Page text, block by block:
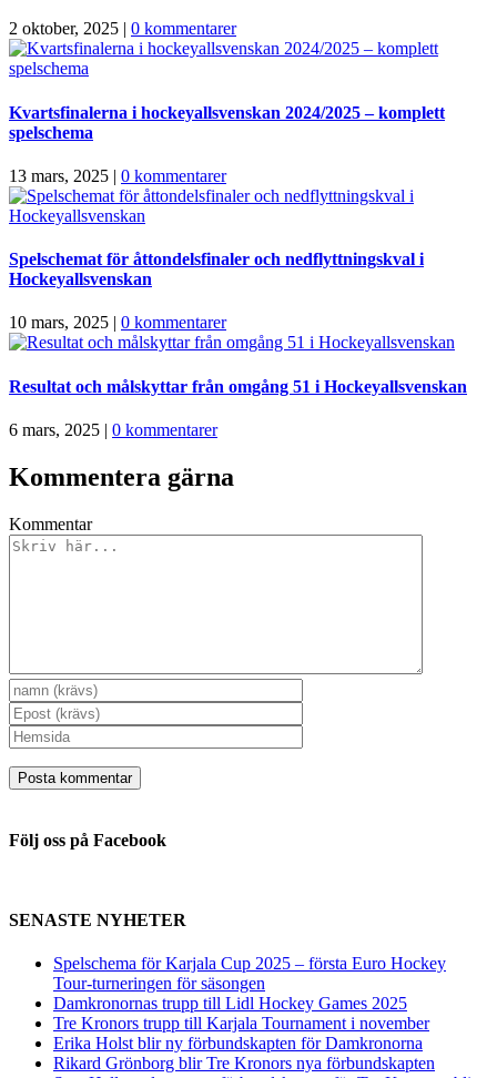
2 oktober, 2025 | 0 kommentarer
Kvartsfinalerna i hockeyallsvenskan 2024/2025 – komplett
spelschema
13 mars, 2025 | 0 kommentarer
Spelschemat för åttondelsfinaler och nedflyttningskval i
Hockeyallsvenskan
10 mars, 2025 0 kommentarer
Resultat och målskyttar från omgång 51 i Hockeyallsvenskan
6 mars, 2025 | 0 kommentarer
Kommentera gärna
Kommentar
Följ oss på Facebook
SENASTE NYHETER
Spelschema för Karjala Cup 2025 – första Euro Hockey
Tour-turneringen för säsongen
Damkronornas trupp till Lidl Hockey Games 2025
Tre Kronors trupp till Karjala Tournament i november
Erika Holst blir ny förbundskapten för Damkronorna
Rikard Grönborg blir Tre Kronors nya förbundskapten